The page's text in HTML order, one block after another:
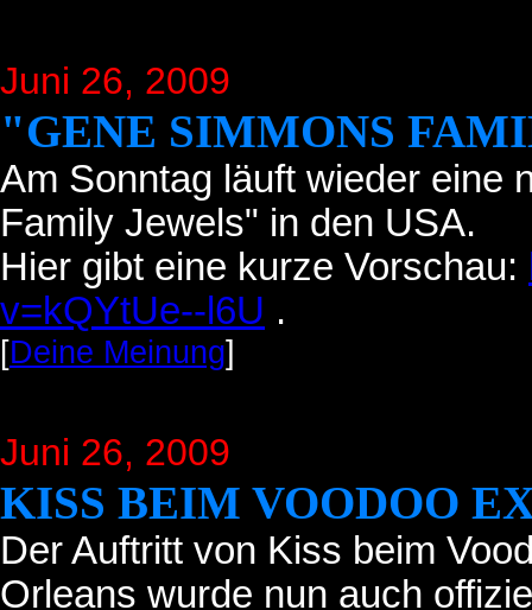
Juni 26, 2009
"GENE SIMMONS
Am Sonntag läuft wieder eine
Family Jewels" in den USA.
Hier gibt eine kurze Vorschau:
v=kQYtUe--l6U .
[Deine Meinung]
Juni 26, 2009
KISS BEIM VOODOO
Der Auftritt von Kiss beim
Orleans wurde nun auch